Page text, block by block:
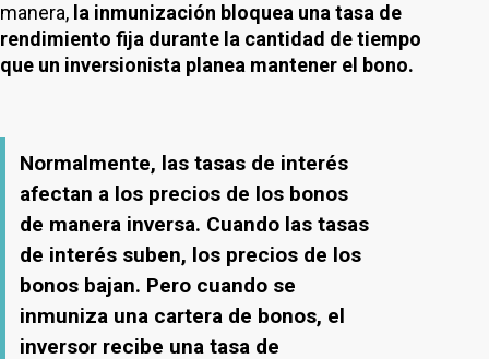
manera, la inmunización bloquea una tasa de
rendimiento fija durante la cantidad de tiempo
que un inversionista planea mantener el bono.
Normalmente, las tasas de interés
afectan a los precios de los bonos
de manera inversa. Cuando las tasas
de interés suben, los precios de los
bonos bajan. Pero cuando se
inmuniza una cartera de bonos, el
inversor recibe una tasa de